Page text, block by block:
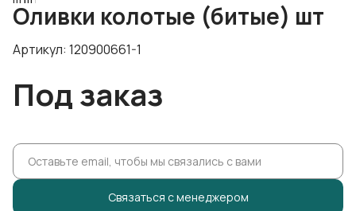
Оливки колотые (битые) шт
Артикул: 120900661-1
Под заказ
Cвязаться с менеджером